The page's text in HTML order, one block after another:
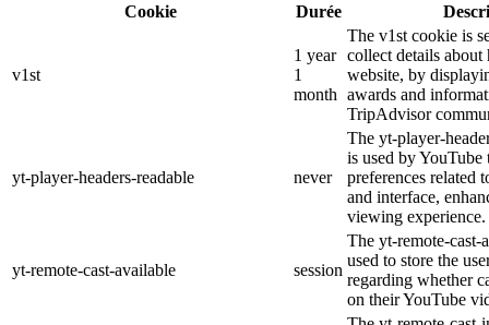
Cookie
Durée
v1st
1 year
1
month
The v1st cookie is
collect details
website, by
awards and
TripAdvisor
yt-player-headers-readable never
The yt-player-
is used by YouTube
preferences related
and interface,
viewing experience.
yt-remote-cast-available session
The yt-remote-cast-
used to store the
regarding whether
on their YouTube